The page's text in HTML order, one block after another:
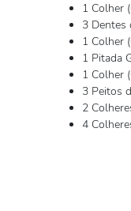
1 Colher
3 Dentes
1 Colher
1 Pitada
1 Colher
3 Peitos
2
4